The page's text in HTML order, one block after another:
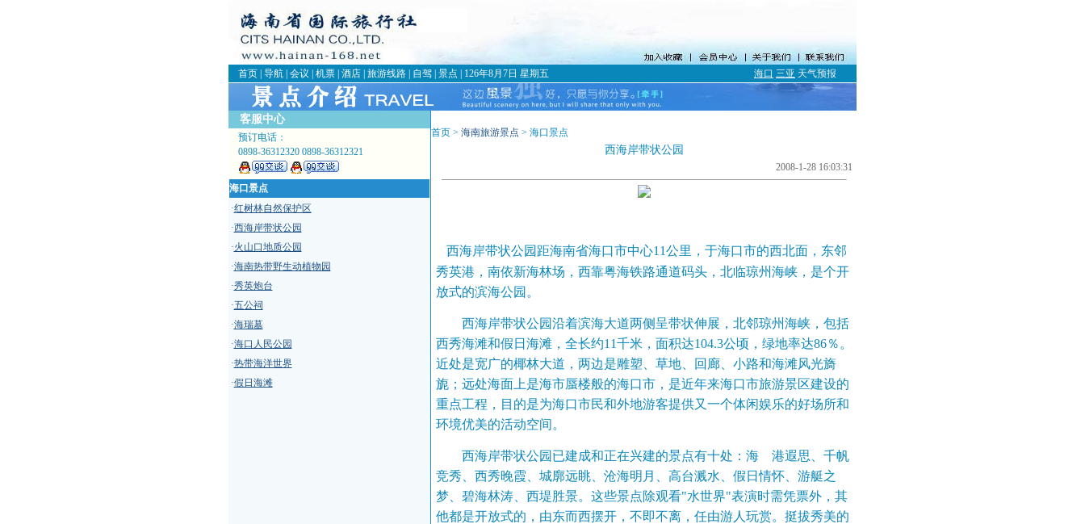
首页 导航 会议 机票 酒店 旅游线路 自驾 景点 126年8月7日 星期五 海口 三亚 天气预报
客服中心
预订电话：
0898-36312320 0898-36312321
海口景点
·红树林自然保护区
·西海岸带状公园
·火山口地质公园
·海南热带野生动植物园
·秀英炮台
·五公祠
·海瑞墓
·海口人民公园
·热带海洋世界
·假日海滩
首页 > 海南旅游景点 > 海口景点
西海岸带状公园
2008-1-28 16:03:31
西海岸带状公园距海南省海口市中心11公里，于海口市的西北面，东邻
秀英港，南依新海林场，西靠粤海铁路通道码头，北临琼州海峡，是个开
放式的滨海公园。
西海岸带状公园沿着滨海大道两侧呈带状伸展，北邻琼州海峡，包括
西秀海滩和假日海滩，全长约11千米，面积达104.3公顷，绿地率达86％。
近处是宽广的椰林大道，两边是雕塑、草地、回廊、小路和海滩风光旖
旎；远处海面上是海市蜃楼般的海口市，是近年来海口市旅游景区建设的
重点工程，目的是为海口市民和外地游客提供又一个体闲娱乐的好场所和
环境优美的活动空间。
西海岸带状公园已建成和正在兴建的景点有十处：海 港遐思、千帆
竞秀、西秀晚霞、城廓远眺、沧海明月、高台溅水、假日情怀、游艇之
梦、碧海林涛、西堤胜景。这些景点除观看"水世界"表演时需凭票外，其
他都是开放式的，由东而西摆开，不即不离，任由游人玩赏。挺拔秀美的